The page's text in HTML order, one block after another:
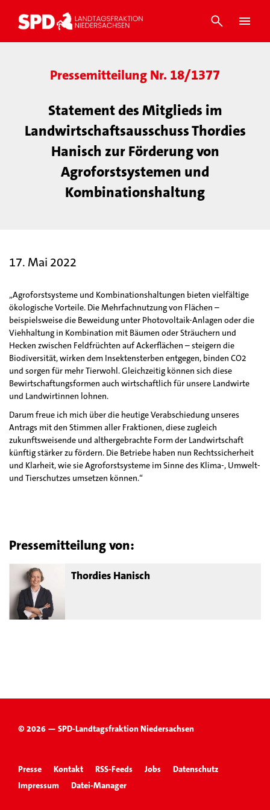
Pressemitteilung Nr. 18/1377
Statement des Mitglieds im
Landwirtschaftsausschuss Thordies
Hanisch zur Förderung von
Agroforstsystemen und
Kombinationshaltung
17. Mai 2022
„Agroforstsysteme und Kombinationshaltungen bieten vielfältige
ökologische Vorteile. Die Mehrfachnutzung von Flächen –
beispielsweise die Beweidung unter Photovoltaik-Anlagen oder die
Viehhaltung in Kombination mit Bäumen oder Sträuchern und
Hecken zwischen Feldfrüchten auf Ackerflächen – steigern die
Biodiversität, wirken dem Insektensterben entgegen, binden CO2
und sorgen für mehr Tierwohl. Gleichzeitig können sich diese
Bewirtschaftungsformen auch wirtschaftlich für unsere Landwirte
und Landwirtinnen lohnen.
Darum freue ich mich über die heutige Verabschiedung unseres
Antrags mit den Stimmen aller Fraktionen, diese zugleich
zukunftsweisende und althergebrachte Form der Landwirtschaft
künftig stärker zu fördern. Die Betriebe haben nun Rechtssicherheit
und Klarheit, wie sie Agroforstsysteme im Sinne des Klima-, Umwelt-
und Tierschutzes umsetzen können.“
Pressemitteilung von:
Thordies Hanisch
© 2026 — SPD-Landtagsfraktion Niedersachsen
Presse Kontakt RSS-Feeds Jobs
Datenschutz
Impressum
Datei-Manager